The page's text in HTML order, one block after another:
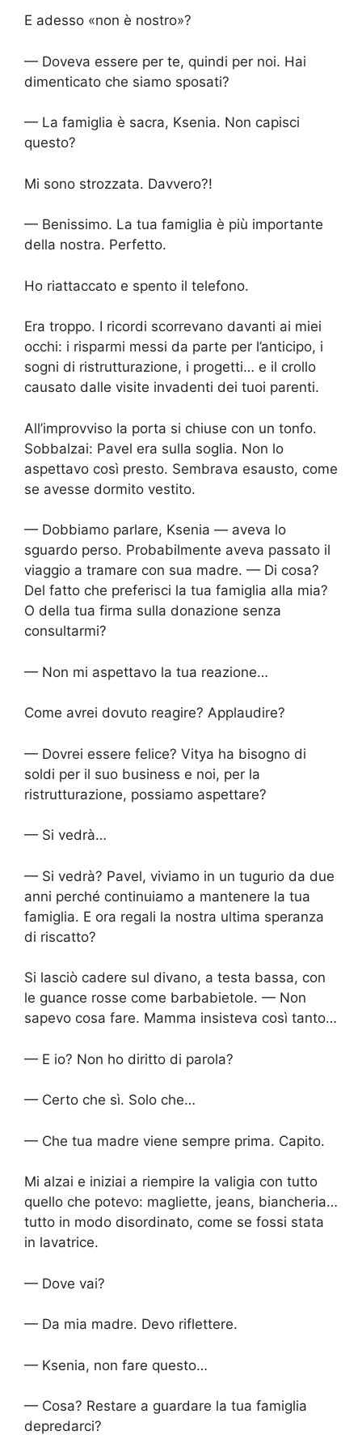
E adesso «non è nostro»?
— Doveva essere per te, quindi per noi. Hai
dimenticato che siamo sposati?
— La famiglia è sacra, Ksenia. Non capisci
questo?
Mi sono strozzata. Davvero?!
— Benissimo. La tua famiglia è più importante
della nostra. Perfetto.
Ho riattaccato e spento il telefono.
Era troppo. I ricordi scorrevano davanti ai miei
occhi: i risparmi messi da parte per l’anticipo, i
sogni di ristrutturazione, i progetti… e il crollo
causato dalle visite invadenti dei tuoi parenti.
All’improvviso la porta si chiuse con un tonfo.
Sobbalzai: Pavel era sulla soglia. Non lo
aspettavo così presto. Sembrava esausto, come
se avesse dormito vestito.
— Dobbiamo parlare, Ksenia — aveva lo
sguardo perso. Probabilmente aveva passato il
viaggio a tramare con sua madre. — Di cosa?
Del fatto che preferisci la tua famiglia alla mia?
O della tua firma sulla donazione senza
consultarmi?
— Non mi aspettavo la tua reazione…
Come avrei dovuto reagire? Applaudire?
— Dovrei essere felice? Vitya ha bisogno di
soldi per il suo business e noi, per la
ristrutturazione, possiamo aspettare?
— Si vedrà…
— Si vedrà? Pavel, viviamo in un tugurio da due
anni perché continuiamo a mantenere la tua
famiglia. E ora regali la nostra ultima speranza
di riscatto?
Si lasciò cadere sul divano, a testa bassa, con
le guance rosse come barbabietole. — Non
sapevo cosa fare. Mamma insisteva così tanto…
— E io? Non ho diritto di parola?
— Certo che sì. Solo che…
— Che tua madre viene sempre prima. Capito.
Mi alzai e iniziai a riempire la valigia con tutto
quello che potevo: magliette, jeans, biancheria…
tutto in modo disordinato, come se fossi stata
in lavatrice.
— Dove vai?
— Da mia madre. Devo riflettere.
— Ksenia, non fare questo…
— Cosa? Restare a guardare la tua famiglia
depredarci?